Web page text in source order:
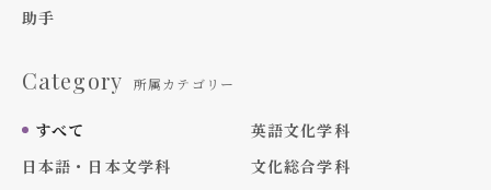
助手
Category 所属カテゴリー
すべて
英語文化学科
日本語・日本文学科
文化総合学科